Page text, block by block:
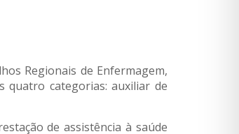
Regionais de Enfermagem,
quatro categorias: auxiliar de
de assistência à saúde